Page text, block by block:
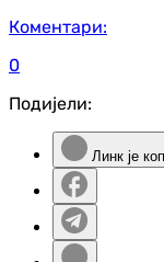
Коментари:
0
Подијели:
Линк је